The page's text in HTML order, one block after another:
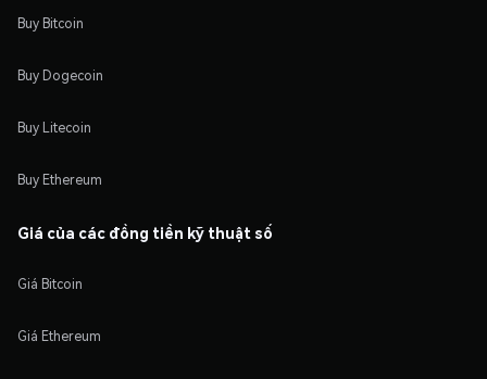
Buy Bitcoin
Buy Dogecoin
Buy Litecoin
Buy Ethereum
Giá của các đồng tiền kỹ thuật số
Giá Bitcoin
Giá Ethereum